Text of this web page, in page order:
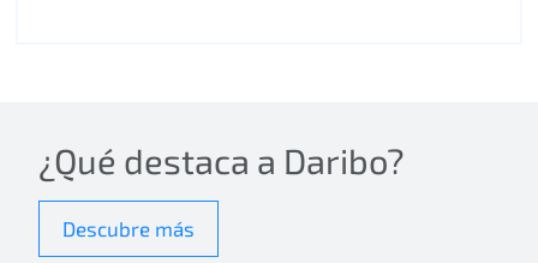
¿Qué destaca a Daribo?
Descubre más